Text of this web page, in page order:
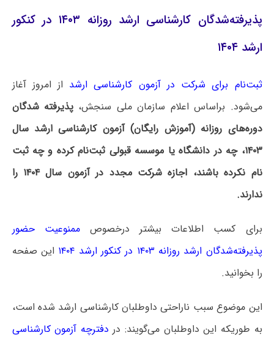
پذیرفته‌شدگان کارشناسی ارشد روزانه ۱۴۰۳ در کنکور
ارشد ۱۴۰۴
ثبت‌نام برای شرکت در آزمون کارشناسی ارشد از امروز آغاز
می‌شود. براساس اعلام سازمان ملی سنجش،پذیرفته شدگان
دوره‌های روزانه (آموزش رایگان) آزمون کارشناسی ارشد سال
۱۴۰۳، چه در دانشگاه یا موسسه قبولی ثبت‌نام کرده و چه ثبت
نام نکرده باشند، اجازه شرکت مجدد در آزمون سال ۱۴۰۴ را
ندارند.
برای کسب اطلاعات بیشتر درخصوصممنوعیت حضور
پذیرفته‌شدگان ارشد روزانه ۱۴۰۳ در کنکور ارشد ۱۴۰۴
این صفحه
را بخوانید.
این موضوع سبب ناراحتی داوطلبان کارشناسی ارشد شده است،
به طوریکه این داوطلبان می‌گویند: در دفترچه آزمون کارشناسی